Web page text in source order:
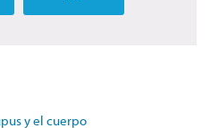
y el cuerpo